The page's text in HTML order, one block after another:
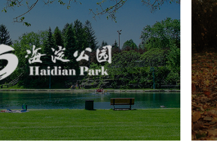
海淀公园
公园 AI人工智能
智慧公园
智能大数据平台
AR太极
智能语音亭